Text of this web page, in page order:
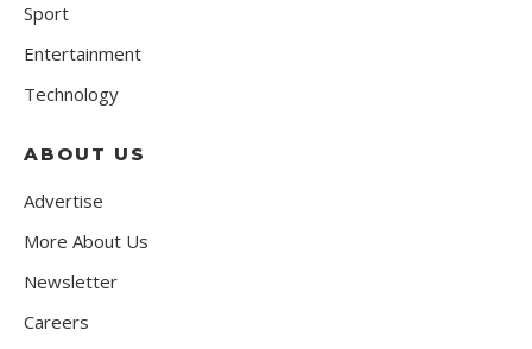
Sport
Entertainment
Technology
ABOUT US
Advertise
More About Us
Newsletter
Careers